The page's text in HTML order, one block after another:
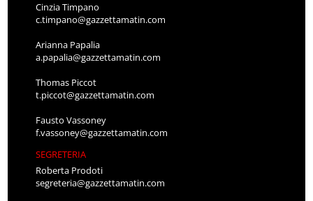
Cinzia Timpano
c.timpano@gazzettamatin.com
Arianna Papalia
a.papalia@gazzettamatin.com
Thomas Piccot
t.piccot@gazzettamatin.com
Fausto Vassoney
f.vassoney@gazzettamatin.com
SEGRETERIA
Roberta Prodoti
segreteria@gazzettamatin.com